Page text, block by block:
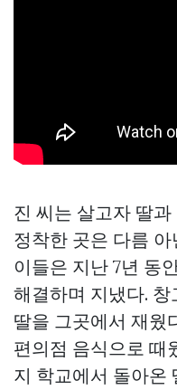
진 씨는 살고자 딸
정착한 곳은 다름
이들은 지난 7년 동
해결하며 지냈다.
딸을 그곳에서 재웠
편의점 음식으로 때
지 학교에서 돌아온